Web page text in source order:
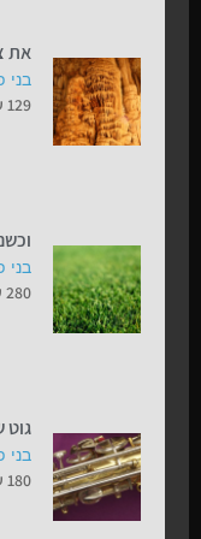
את
בני
129
בני
280
בני
180